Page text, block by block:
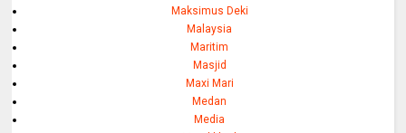
Maksimus Deki
Malaysia
Maritim
Masjid
Maxi Mari
Medan
Media